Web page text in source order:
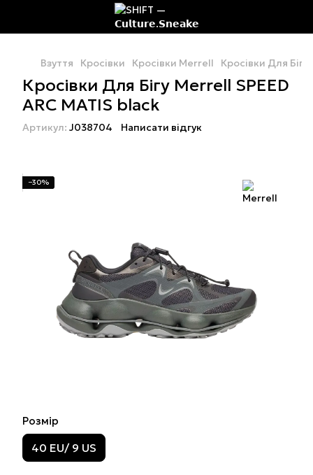
Взуття Кросівки Кросівки Merrell Кросівки Для
Кросівки Для Бігу Merrell SPEED
ARC MATIS black
Артикул: J038704 Написати відгук
−30%
Розмір
40 EU/ 9 US